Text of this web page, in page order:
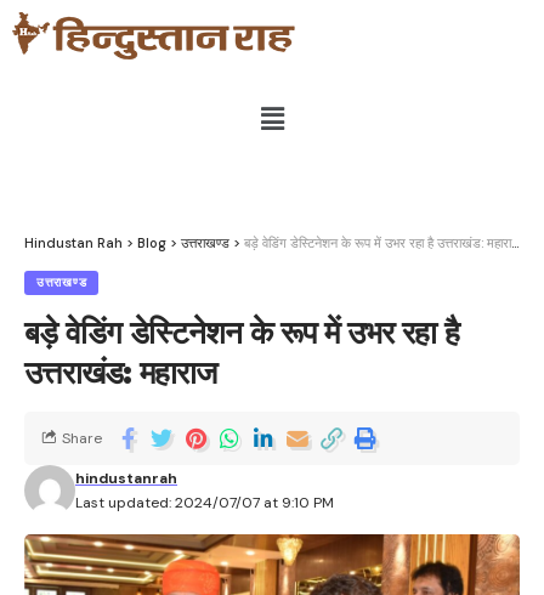
Hindustan Rah > Blog > उत्तराखण्ड > बड़े वेडिंग डेस्टिनेशन के रूप में उभर रहा है उत्तराखंड: महाराज
उत्तराखण्ड
बड़े वेडिंग डेस्टिनेशन के रूप में उभर रहा है
उत्तराखंड: महाराज
Last updated: 2024/07/07 at 9:10 PM
hindustanrah
Share